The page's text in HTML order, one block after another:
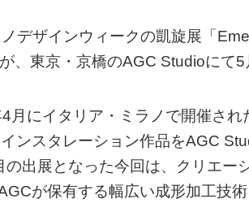
デザインウィークの凱旋展「
、東京・京橋のAGC Studioにて5
月にイタリア・ミラノで開催され
ンスタレーション作品をAGC
の出展となった今回は、クリエー
が保有する幅広い成形加工技